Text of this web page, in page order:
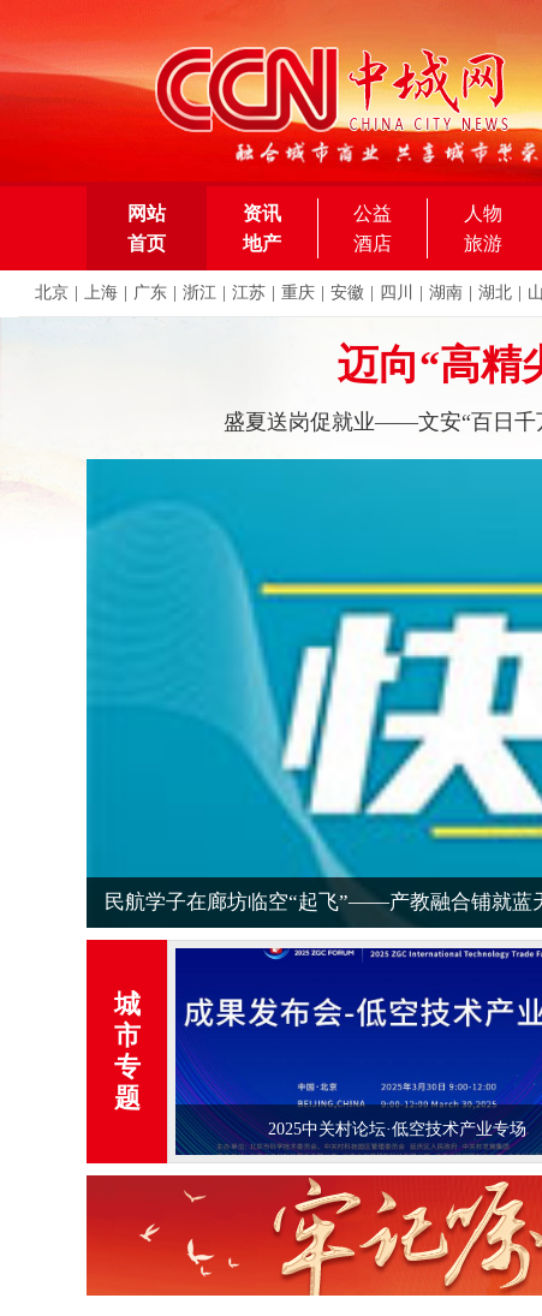
网站
首页
资讯 公益 人物
地产
酒店 旅游
北京 上海 广东 浙江 江苏 重庆 安徽 四川 湖南 湖北
迈向“高
盛夏送岗促就业——文安“百日千
登城楼、探古洞、游水岸——霸州牤牛河历史文
城
市
专
题
2025中关村论坛·低空技术产业专场